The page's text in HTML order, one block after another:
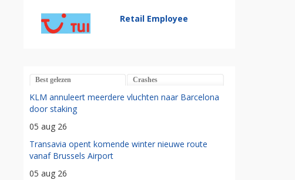
Retail Employee
Best gelezen Crashes
KLM annuleert meerdere vluchten naar Barcelona
door staking
05 aug 26
Transavia opent komende winter nieuwe route
vanaf Brussels Airport
05 aug 26